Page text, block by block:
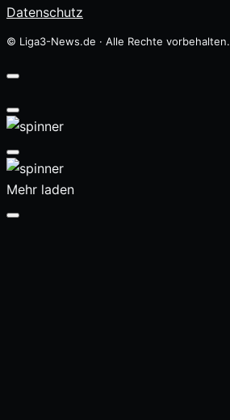
Datenschutz
© Liga3-News.de · Alle Rechte vorbehalten.
Mehr laden